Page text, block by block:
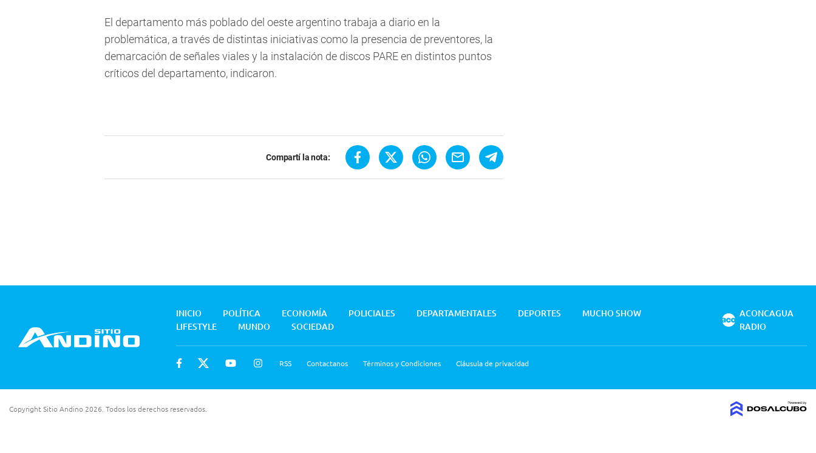
El departamento más poblado del oeste argentino trabaja a diario en la
problemática, a través de distintas iniciativas como la presencia de preventores, la
demarcación de señales viales y la instalación de discos PARE en distintos puntos
críticos del departamento, indicaron.
Compartí la nota:
INICIO POLÍTICA ECONOMÍA POLICIALES DEPARTAMENTALES DEPORTES
MUCHO SHOW
LIFESTYLE
MUNDO SOCIEDAD
RSS Contactanos Términos y Condiciones Cláusula de privacidad
ACONCAGUA
RADIO
Copyright Sitio Andino 2026. Todos los derechos reservados.